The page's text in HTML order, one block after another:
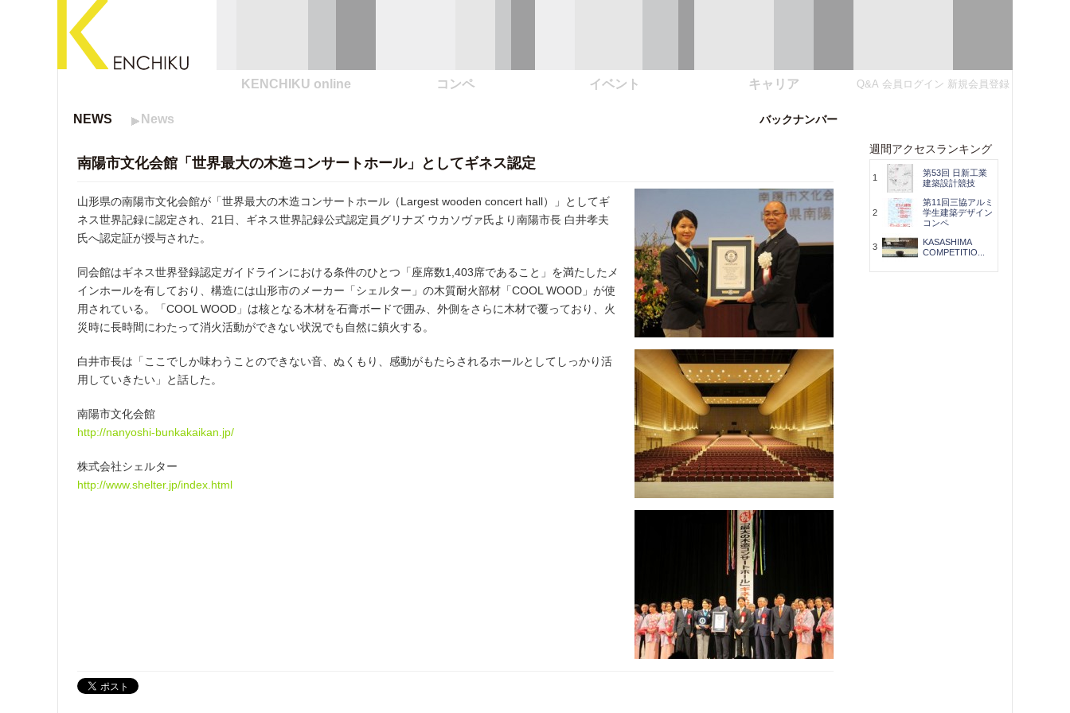
KENCHIKU online コンペ イベント キャリア Q&A 会員ログイン 新規会員登録
NEWS News バックナンバー
南陽市文化会館「世界最大の木造コンサートホール」としてギネス認定
山形県の南陽市文化会館が「世界最大の木造コンサートホール（Largest wooden concert hall）」としてギ
ネス世界記録に認定され、21日、ギネス世界記録公式認定員グリナズ ウカソヴァ氏より南陽市長 白井孝夫
氏へ認定証が授与された。
同会館はギネス世界登録認定ガイドラインにおける条件のひとつ「座席数1,403席であること」を満たしたメ
インホールを有しており、構造には山形市のメーカー「シェルター」の木質耐火部材「COOL WOOD」が使
用されている。「COOL WOOD」は核となる木材を石膏ボードで囲み、外側をさらに木材で覆っており、火
災時に長時間にわたって消火活動ができない状況でも自然に鎮火する。
白井市長は「ここでしか味わうことのできない音、ぬくもり、感動がもたらされるホールとしてしっかり活
用していきたい」と話した。
南陽市文化会館
http://nanyoshi-bunkakaikan.jp/
株式会社シェルター
http://www.shelter.jp/index.html
週間アクセスランキング
1
第53回 日新工業
建築設計競技
2
第11回三協アルミ
学生建築デザイン
コンペ
3
KASASHIMA
COMPETITIO...